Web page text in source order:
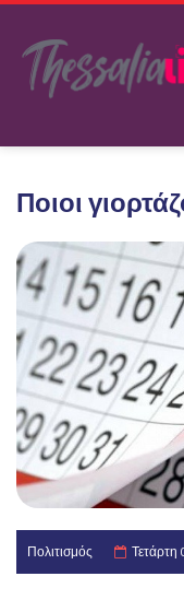
Ποιοι
Πολιτισμός Τετάρτη